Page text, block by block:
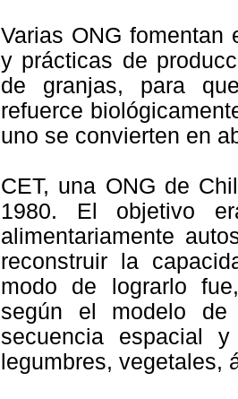
Varias ONG
y prácticas de
de granjas, para
refuerce
uno se convierten en
CET, una ONG de
1980. El objetivo
alimentariamente
reconstruir la
modo de lograrlo
según el modelo
secuencia espacial
legumbres, vegetales,